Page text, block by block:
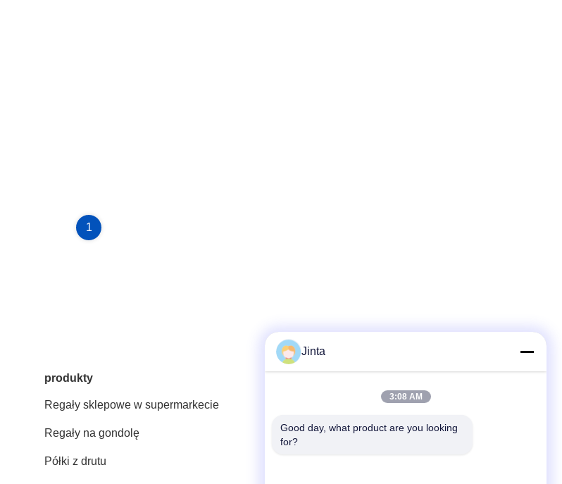
1
produkty
Regały sklepowe w supermarkecie
Regały na gondolę
Półki z drutu
86--18021269661
Jinta
3:08 AM
Good day, what product are you looking
for?